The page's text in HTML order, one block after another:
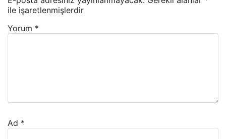
ile işaretlenmişlerdir
Yorum *
Ad *